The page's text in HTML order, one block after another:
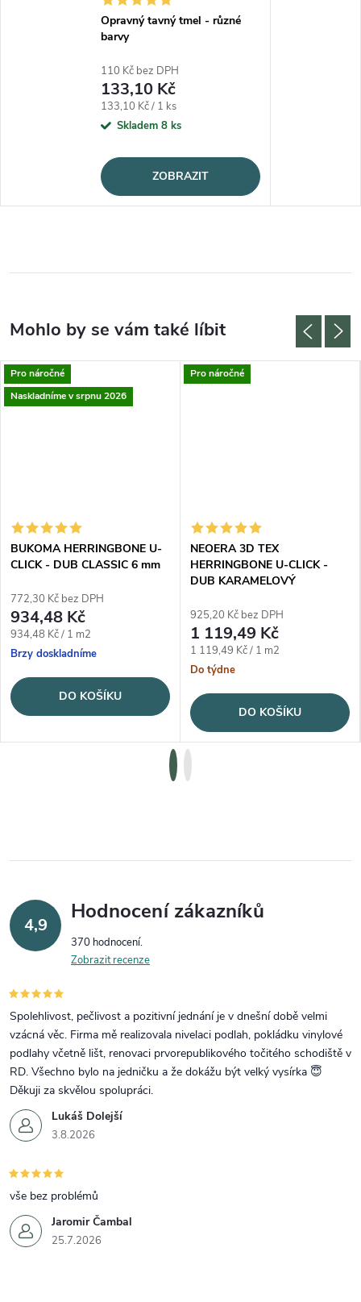
Opravný tavný tmel - různé
barvy
110 Kč bez DPH
133,10 Kč
Měrná cena:
133,10 Kč / 1 ks
Skladem 8 ks
ZOBRAZIT
Pro náročné
Naskladníme v srpnu 2026
BUKOMA HERRINGBONE U-
CLICK - DUB CLASSIC 6 mm
772,30 Kč bez DPH
934,48 Kč
Měrná cena:
934,48 Kč / 1 m2
Brzy doskladníme
DO KOŠÍKU
Pro náročné
NEOERA 3D TEX
HERRINGBONE U-CLICK -
DUB KARAMELOVÝ
925,20 Kč bez DPH
1 119,49 Kč
Měrná cena:
1 119,49 Kč / 1 m2
Do týdne
DO KOŠÍKU
4,9
Hodnocení zákazníků
370 hodnocení
Zobrazit recenze
Lukáš Dolejší
3.8.2026
Spolehlivost, pečlivost a pozitivní jednání je v dnešní době velmi
vzácná věc. Firma mě realizovala nivelaci podlah, pokládku vinylové
podlahy včetně lišt, renovaci prvorepublikového točitého schodiště v
RD. Všechno bylo na jedničku a že dokážu být velký vysírka 😇
Děkuji za skvělou spolupráci.
Jaromir Čambal
25.7.2026
vše bez problémů